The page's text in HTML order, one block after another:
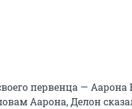
первенца —
Аарона, Делон